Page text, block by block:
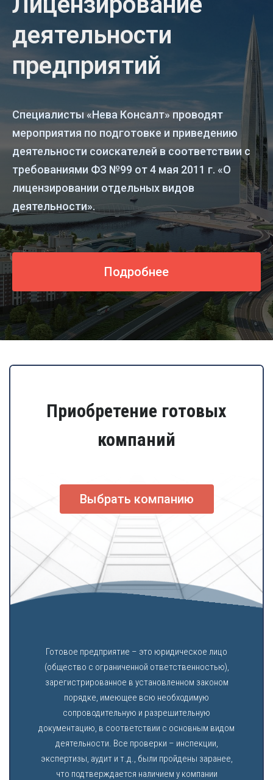
деятельности
предприятий
Специалисты «Нева Консалт» проводят
мероприятия по подготовке и приведению
деятельности соискателей в соответствии с
требованиями ФЗ №99 от 4 мая 2011 г. «О
лицензировании отдельных видов
деятельности».
Подробнее
Приобретение готовых
компаний
Выбрать компанию
Готовое предприятие – это юридическое лицо
(общество с ограниченной ответственностью),
зарегистрированное в установленном законом
порядке, имеющее всю необходимую
сопроводительную и разрешительную
документацию, в соответствии с основным видом
деятельности. Все проверки – инспекции,
экспертизы, аудит и т.д., были пройдены заранее,
что подтверждается наличием у компании